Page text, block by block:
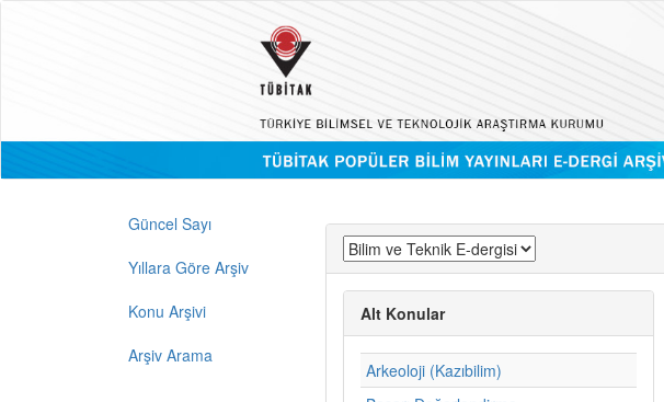
Güncel Sayı
Yıllara Göre Arşiv
Konu Arşivi
Arşiv Arama
Alt Konular
Arkeoloji (Kazıbilim)